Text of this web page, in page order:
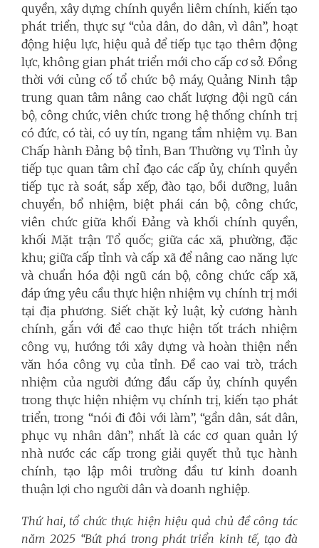
quyền, xây dựng chính quyền liêm chính, kiến tạo
phát triển, thực sự “của dân, do dân, vì dân”, hoạt
động hiệu lực, hiệu quả để tiếp tục tạo thêm động
lực, không gian phát triển mới cho cấp cơ sở. Đồng
thời với củng cố tổ chức bộ máy, Quảng Ninh tập
trung quan tâm nâng cao chất lượng đội ngũ cán
bộ, công chức, viên chức trong hệ thống chính trị
có đức, có tài, có uy tín, ngang tầm nhiệm vụ. Ban
Chấp hành Đảng bộ tỉnh,Ban Thường vụ Tỉnh ủy
tiếp tục quan tâm chỉ đạo các cấp ủy, chính quyền
tiếp tục rà soát, sắp xếp, đào tạo, bồi dưỡng, luân
chuyển, bổ nhiệm, biệt phái cán bộ, công chức,
viên chức giữa khối Đảng và khối chính quyền,
khối Mặt trận Tổ quốc; giữa các xã, phường, đặc
khu; giữa cấp tỉnh và cấp xã để nâng cao năng lực
và chuẩn hóa đội ngũ cán bộ, công chức cấp xã,
đáp ứng yêu cầu thực hiện nhiệm vụ chính trị mới
tại địa phương. Siết chặt kỷ luật, kỷ cương hành
chính, gắn với đề cao thực hiện tốt trách nhiệm
công vụ, hướng tới xây dựng và hoàn thiện nền
văn hóa công vụ của tỉnh. Đề cao vai trò, trách
nhiệm của người đứng đầu cấp ủy, chính quyền
trong thực hiện nhiệm vụ chính trị, kiến tạo phát
triển, trong “nói đi đôi với làm”, “gần dân, sát dân,
phục vụ nhân dân”, nhất là các cơ quan quản lý
nhà nước các cấp trong giải quyết thủ tục hành
chính, tạo lập môi trường đầu tư kinh doanh
thuận lợi cho người dân và doanh nghiệp.
Thứ hai, tổ chức thực hiện hiệu quả chủ đề công tác
năm 2025 “Bứt phá trong phát triển kinh tế, tạo đà